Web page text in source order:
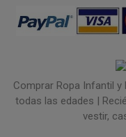
Comprar Ropa Infantil y
todas las edades |
vestir,